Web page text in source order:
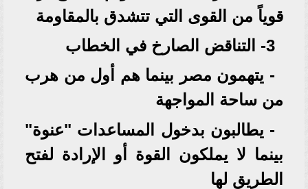
قوياً من القوى التي تتشدق بالمقاومة
3- التناقض الصارخ في الخطاب
- يتهمون مصر بينما هم أول من هرب
من ساحة المواجهة
- يطالبون بدخول المساعدات "عنوة"
بينما لا يملكون القوة أو الإرادة لفتح
الطريق لها